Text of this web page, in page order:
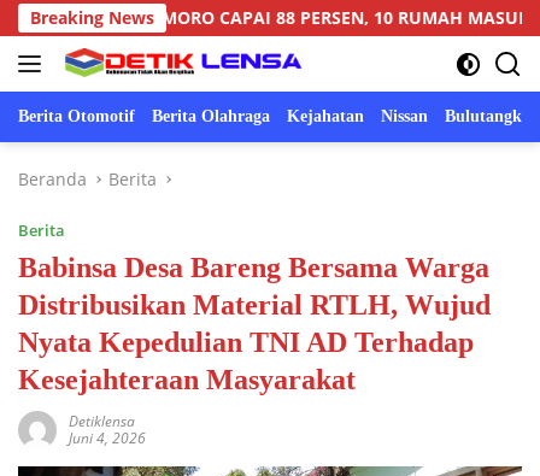
Langsung
ke
konten
Breaking NewsCAPAI 88 PERSEN, 10 RUMAH MASUK TAHAP
Berita Otomotif Berita Olahraga Kejahatan Nissan Bulutangkis
Beranda Berita
Berita
Babinsa Desa Bareng Bersama Warga
Distribusikan Material RTLH, Wujud
Nyata Kepedulian TNI AD Terhadap
Kesejahteraan Masyarakat
Detiklensa
Juni 4, 2026